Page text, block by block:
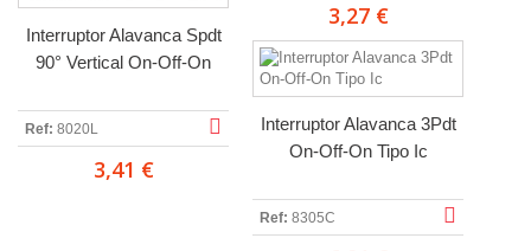
Interruptor Alavanca Spdt
90° Vertical On-Off-On
Ref: 8020L
3,41 €
3,27 €
Interruptor Alavanca 3Pdt
On-Off-On Tipo Ic
Ref: 8305C